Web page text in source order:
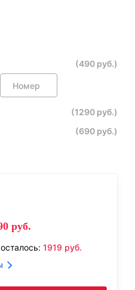
(490 руб.)
(1290 руб.)
(690 руб.)
руб.
1919 руб.